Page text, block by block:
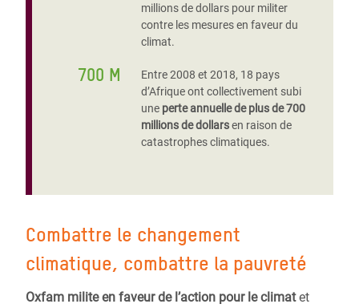
millions de dollars pour militer
contre les mesures en faveur du
climat.
700 M
Entre 2008 et 2018, 18 pays
d’Afrique ont collectivement subi
une perte annuelle de plus de 700
millions de dollarsen raison de
catastrophes climatiques.
Combattre le changement
climatique, combattre la pauvreté
Oxfam milite en faveur de l’action pour le climatet